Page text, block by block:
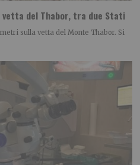
del Thabor, tra due Stati
metri sulla vetta del Monte Thabor. Si